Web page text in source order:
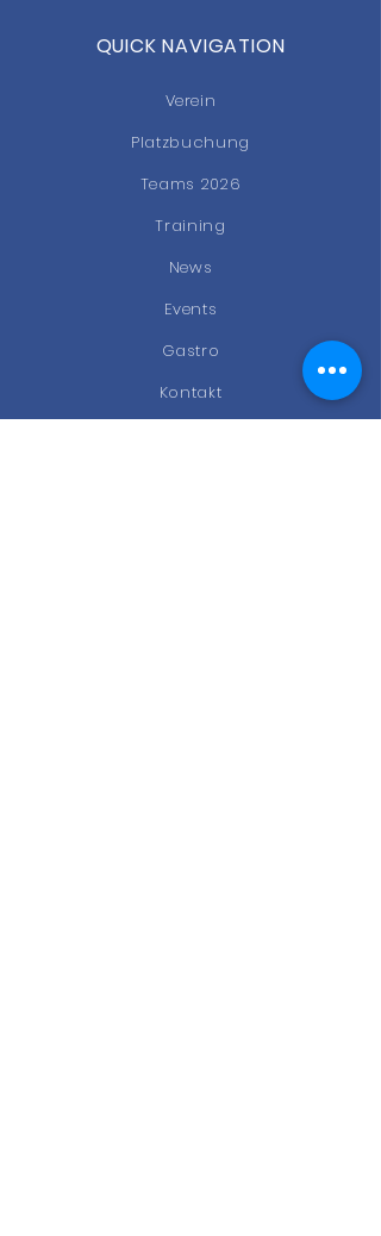
QUICK NAVIGATION
Verein
Platzbuchung
Teams 2026
Training
News
Events
Gastro
Kontakt